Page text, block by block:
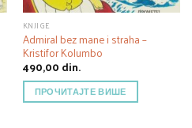
KNJIGE
Admiral bez mane i straha –
Kristifor Kolumbo
490,00 din.
ПРОЧИТАЈТЕ ВИШЕ